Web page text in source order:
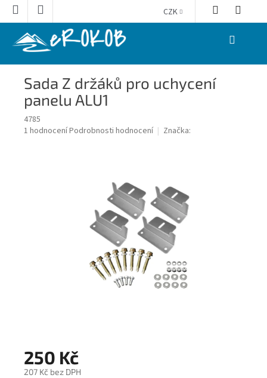
Přejít
CZK
NÁKUPNÍ
Sada Z držáků pro uchycení
panelu ALU1
4785
Průměrné
1 hodnoceníPodrobnosti hodnocení Značka:
250 Kč
207 Kč bez DPH